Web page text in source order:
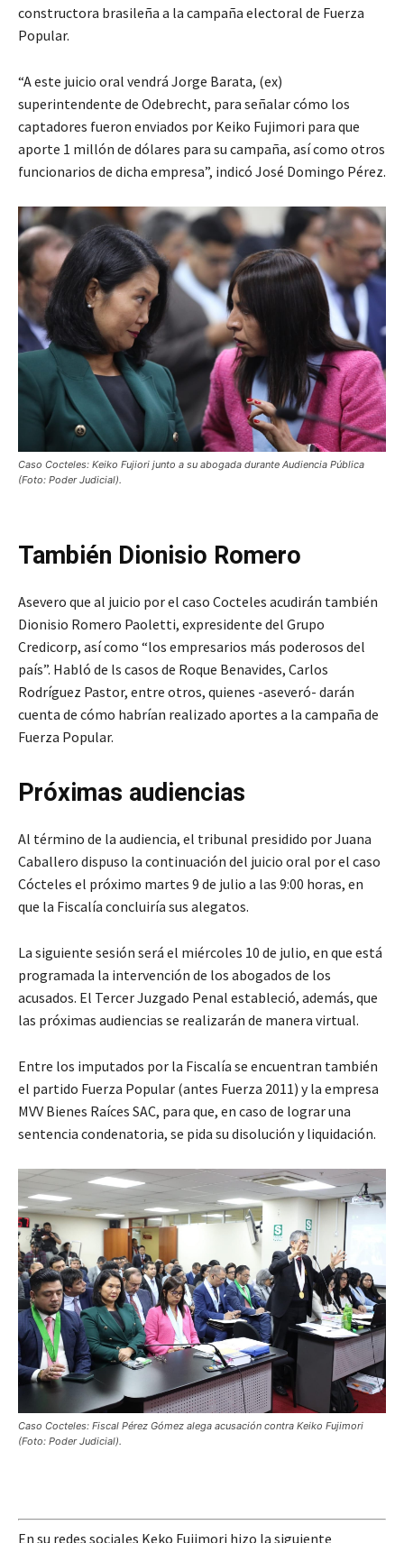
constructora brasileña a la campaña electoral de Fuerza
Popular.
“A este juicio oral vendrá Jorge Barata, (ex)
superintendente de Odebrecht, para señalar cómo los
captadores fueron enviados por Keiko Fujimori para que
aporte 1 millón de dólares para su campaña, así como otros
funcionarios de dicha empresa”, indicó José Domingo Pérez.
Caso Cocteles: Keiko Fujiori junto a su abogada durante Audiencia Pública
(Foto: Poder Judicial).
También Dionisio Romero
Asevero que al juicio por el caso Cocteles acudirán también
Dionisio Romero Paoletti, expresidente del Grupo
Credicorp, así como “los empresarios más poderosos del
país”. Habló de ls casos de Roque Benavides, Carlos
Rodríguez Pastor, entre otros, quienes -aseveró- darán
cuenta de cómo habrían realizado aportes a la campaña de
Fuerza Popular.
Próximas audiencias
Al término de la audiencia, el tribunal presidido por Juana
Caballero dispuso la continuación del juicio oral por el caso
Cócteles el próximo martes 9 de julio a las 9:00 horas, en
que la Fiscalía concluiría sus alegatos.
La siguiente sesión será el miércoles 10 de julio, en que está
programada la intervención de los abogados de los
acusados. El Tercer Juzgado Penal estableció, además, que
las próximas audiencias se realizarán de manera virtual.
Entre los imputados por la Fiscalía se encuentran también
el partido Fuerza Popular (antes Fuerza 2011) y la empresa
MVV Bienes Raíces SAC, para que, en caso de lograr una
sentencia condenatoria, se pida su disolución y liquidación.
Caso Cocteles: Fiscal Pérez Gómez alega acusación contra Keiko Fujimori
(Foto: Poder Judicial).
En su redes sociales Keko Fujimori hizo la siguiente